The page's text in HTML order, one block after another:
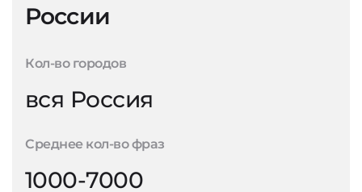
России
Кол-во городов
вся Россия
Среднее кол-во фраз
1000-7000